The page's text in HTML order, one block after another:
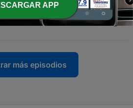
Y
más episodios
APP